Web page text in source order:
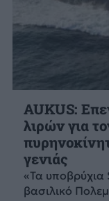
AUKUS:
λιρών για
γενιάς
«Τα υποβρύχια
βασιλικό